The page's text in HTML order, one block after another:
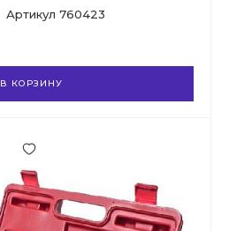
Артикул 760423
В КОРЗИНУ